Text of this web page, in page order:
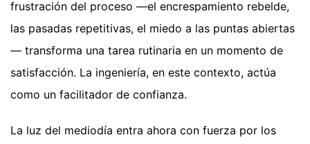
frustración del proceso —el encrespamiento rebelde,
las pasadas repetitivas, el miedo a las puntas abiertas
— transforma una tarea rutinaria en un momento de
satisfacción. La ingeniería, en este contexto, actúa
como un facilitador de confianza.
La luz del mediodía entra ahora con fuerza por los